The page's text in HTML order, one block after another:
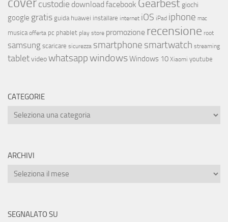
custodie download facebook Gearbest giochi
google gratis guida huawei installare internet iOS iPad iphone mac
musica offerta pc phablet play store promozione recensione root
samsungscaricare sicurezza smartphone smartwatch streaming
tabletvideowhatsappwindowsWindows 10 Xiaomi youtube
CATEGORIE
ARCHIVI
SEGNALATO SU